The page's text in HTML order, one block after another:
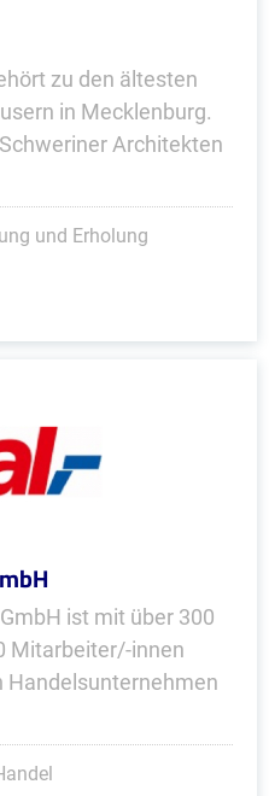
zu den ältesten
in Mecklenburg.
Architekten
und Erholung
ist mit über 300
Mitarbeiter/-innen
Handelsunternehmen